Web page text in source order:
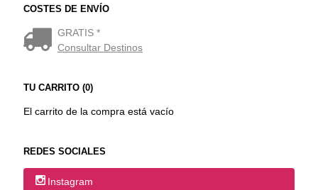
COSTES DE ENVÍO
GRATIS *
Consultar Destinos
TU CARRITO (0)
El carrito de la compra está vacío
REDES SOCIALES
Instagram